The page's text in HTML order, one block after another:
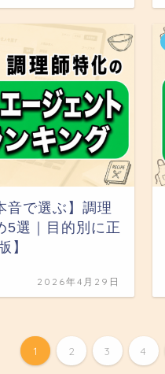
音で選ぶ】調理
5選｜目的別に正
】
2026年4月29日
1 2 3 4